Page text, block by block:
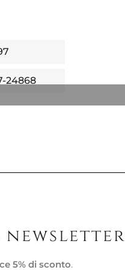
24868
5% di sconto.